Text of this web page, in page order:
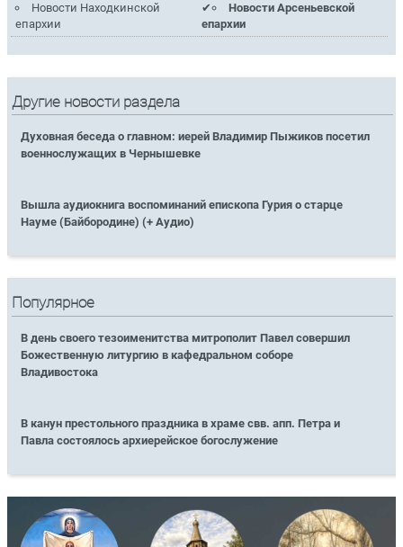
Новости Находкинской
епархии
Новости Арсеньевской
епархии
Другие новости раздела
Духовная беседа о главном: иерей Владимир Пыжиков посетил
военнослужащих в Чернышевке
Вышла аудиокнига воспоминаний епископа Гурия о старце
Науме (Байбородине) (+ Аудио)
Популярное
В день своего тезоименитства митрополит Павел совершил
Божественную литургию в кафедральном соборе
Владивостока
В канун престольного праздника в храме свв. апп. Петра и
Павла состоялось архиерейское богослужение